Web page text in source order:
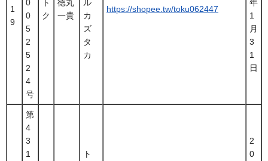
1
9
0
0
5
2
5
2
4
号
ト
ク
徳丸
一貴
ル
カ
ズ
タ
カ
https://shopee.tw/toku062447
年
1
月
3
1
日
第
4
3
1
ト
2
0